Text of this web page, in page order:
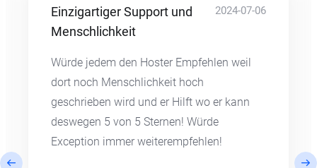
Einzigartiger Support und
Menschlichkeit
2024-07-06
Würde jedem den Hoster Empfehlen weil
dort noch Menschlichkeit hoch
geschrieben wird und er Hilft wo er kann
deswegen 5 von 5 Sternen! Würde
Exception immer weiterempfehlen!